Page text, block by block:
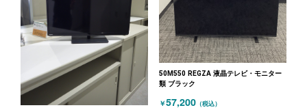
50M550 REGZA 液晶テレビ・モニター
類 ブラック
￥57,200 （税込）